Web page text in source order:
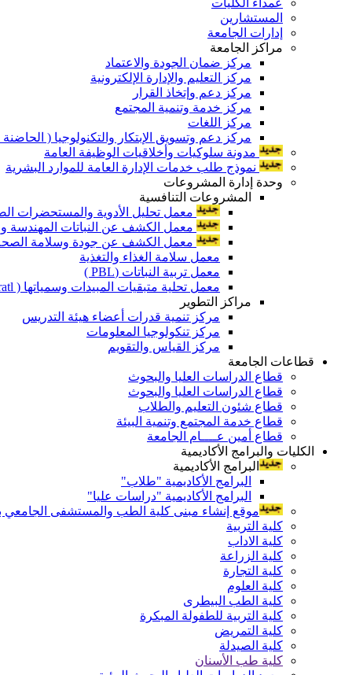
المستشارين
إدارات الجامعة
مراكز الجامعة
مركز ضمان الجودة والاعتماد
مركز التعليم والإدارة الإلكترونية
مركز دعم وإتخاذ القرار
مركز خدمة وتنمية المجتمع
مركز اللغات
مركز دعم وتسويق الإبتكار والتكنولوجيا ( الحاضنة
مدونة سلوكيات وأخلاقيات الوظيفة العامة
نموذج طلب خدمات الإدارة العامة للموارد البشرية
وحدة إدارة المشروعات
المشروعات التنافسية
معمل تحليل الأدوية والمستحضرات
معمل الكشف عن النباتات المهندسة
معمل الكشف عن جودة وسلامة الصحة
معمل سلامة الغذاء والتغذية
معمل تربية النباتات (PBL )
معمل تحلية متبقيات المبيدات وسمياتها ( Pratl )
مراكز التطوير
مركز تنمية قدرات أعضاء هيئة التدريس
مركز تنكولوجيا المعلومات
مركز القياس والتقويم
قطاعات الجامعة
قطاع الدراسات العليا والبحوث
قطاع الدراسات العليا والبحوث
قطاع شئون التعليم والطلاب
قطاع خدمة المجتمع وتنمية البيئة
قطاع أمين عــــام الجامعة
الكليات والبرامج الأكاديمية
البرامج الأكاديمية
البرامج الأكاديمية "طلاب"
البرامج الأكاديمية "دراسات عليا"
موقع إنشاء مبنى كلية الطب والمستشفى الجامعي
كلية التربية
كلية الاداب
كلية الزراعة
كلية التجارة
كلية العلوم
كلية الطب البيطرى
كلية التربية للطفولة المبكرة
كلية التمريض
كلية الصيدلة
كلية طب الأسنان